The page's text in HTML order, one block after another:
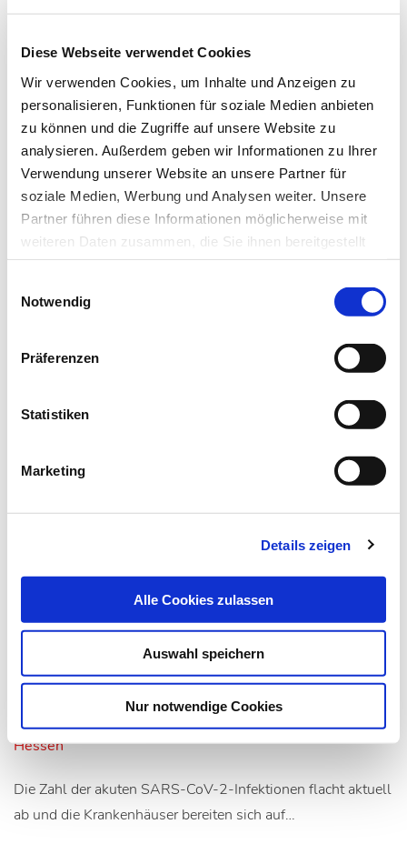
Diese Webseite verwendet Cookies
Wir verwenden Cookies, um Inhalte und Anzeigen zu
personalisieren, Funktionen für soziale Medien anbieten
zu können und die Zugriffe auf unsere Website zu
analysieren. Außerdem geben wir Informationen zu Ihrer
Verwendung unserer Website an unsere Partner für
soziale Medien, Werbung und Analysen weiter. Unsere
Partner führen diese Informationen möglicherweise mit
weiteren Daten zusammen, die Sie ihnen bereitgestellt
haben oder die sie im Rahmen Ihrer Nutzung der Dienste
Notwendig
Präferenzen
Statistiken
Marketing
Details zeigen
Alle Cookies zulassen
Auswahl speichern
Nur notwendige Cookies
20.07.20 Kli
Typisierungsprogramme sollen mehr
seltene Blutspender finden
Transfusionsmedizin
Ein Typisierungsprogramm der Deutschen Gesellschaft für
22.05.20 Kli
Blutkonserven: Mögliche Engpässe
Hessen
Die Zahl der akuten SARS-CoV-2-Infektionen flacht aktuell
ab und die Krankenhäuser bereiten sich auf…